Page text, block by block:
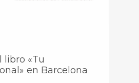
libro «Tu
en Barcelona